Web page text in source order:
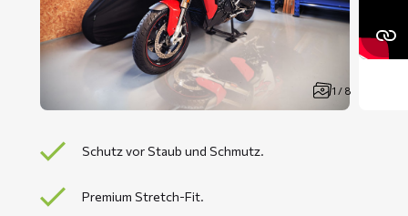
1 / 8
Schutz vor Staub und Schmutz.
Premium Stretch-Fit.